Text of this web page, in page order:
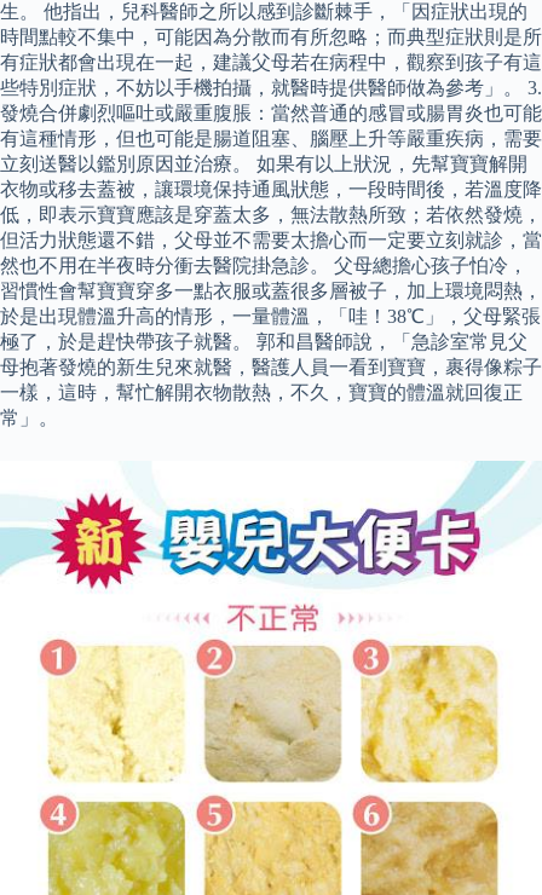
生。 他指出，兒科醫師之所以感到診斷棘手，「因症狀出現的
時間點較不集中，可能因為分散而有所忽略；而典型症狀則是所
有症狀都會出現在一起，建議父母若在病程中，觀察到孩子有這
些特別症狀，不妨以手機拍攝，就醫時提供醫師做為參考」。 3.
發燒合併劇烈嘔吐或嚴重腹脹：當然普通的感冒或腸胃炎也可能
有這種情形，但也可能是腸道阻塞、腦壓上升等嚴重疾病，需要
立刻送醫以鑑別原因並治療。 如果有以上狀況，先幫寶寶解開
衣物或移去蓋被，讓環境保持通風狀態，一段時間後，若溫度降
低，即表示寶寶應該是穿蓋太多，無法散熱所致；若依然發燒，
但活力狀態還不錯，父母並不需要太擔心而一定要立刻就診，當
然也不用在半夜時分衝去醫院掛急診。 父母總擔心孩子怕冷，
習慣性會幫寶寶穿多一點衣服或蓋很多層被子，加上環境悶熱，
於是出現體溫升高的情形，一量體溫，「哇！38℃」，父母緊張
極了，於是趕快帶孩子就醫。 郭和昌醫師說，「急診室常見父
母抱著發燒的新生兒來就醫，醫護人員一看到寶寶，裹得像粽子
一樣，這時，幫忙解開衣物散熱，不久，寶寶的體溫就回復正
常」。